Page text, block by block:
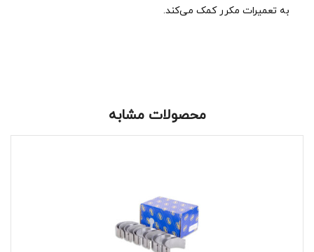
به تعمیرات مکرر کمک می‌کند.
محصولات مشابه